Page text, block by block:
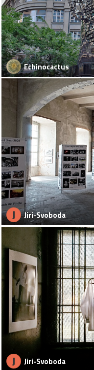
Echinocactus
J Jiri-Svoboda
J Jiri-Svoboda